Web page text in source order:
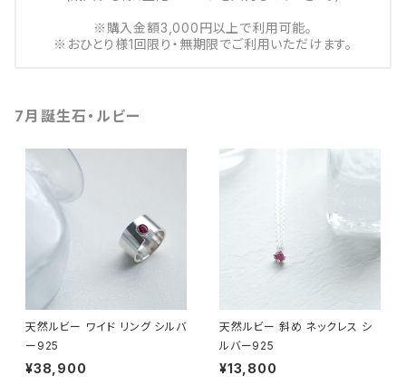
※購入金額3,000円以上で利用可能。
※おひとり様1回限り・無期限でご利用いただけます。
7月誕生石・ルビー
天然ルビー ワイド リング シルバ
ー925
¥38,900
天然ルビー 斜め ネックレス シ
ルバー925
¥13,800